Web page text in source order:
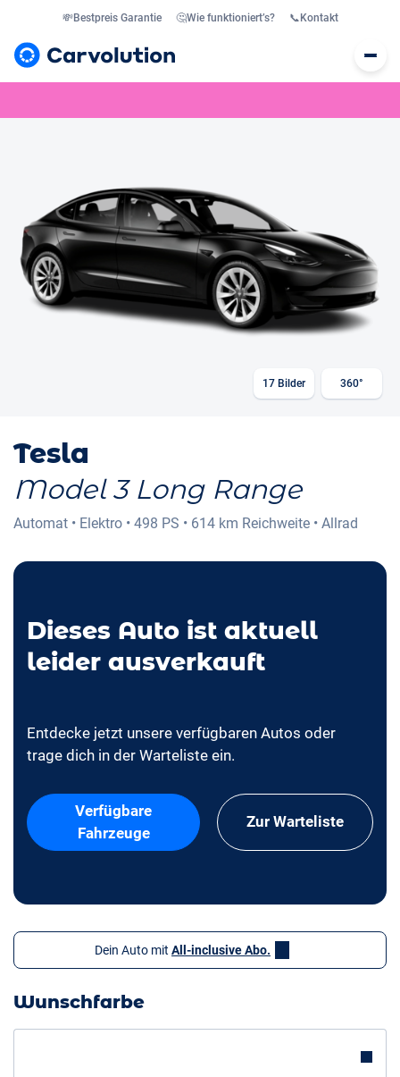
💸Bestpreis Garantie 🤔Wie funktioniert’s? 📞 Kontakt
17 Bilder 360°
Tesla
Model 3 Long Range
Automat • Elektro • 498 PS • 614 km Reichweite • Allrad
Dieses Auto ist aktuell
leider ausverkauft
Entdecke jetzt unsere verfügbaren Autos oder
trage dich in der Warteliste ein.
Verfügbare
Fahrzeuge
Zur Warteliste
Dein Auto mit All-inclusive Abo.
Wunschfarbe